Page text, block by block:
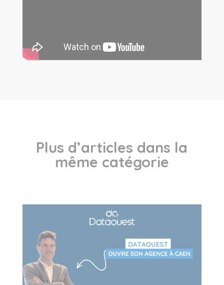
Plus d’articles dans la
même catégorie